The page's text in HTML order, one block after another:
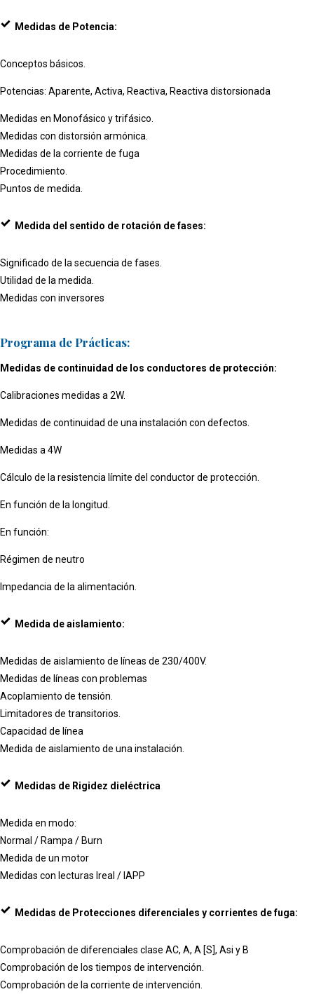
Medidas de Potencia:
Conceptos básicos.
Potencias: Aparente, Activa, Reactiva, Reactiva distorsionada
Medidas en Monofásico y trifásico.
Medidas con distorsión armónica.
Medidas de la corriente de fuga
Procedimiento.
Puntos de medida.
Medida del sentido de rotación de fases:
Significado de la secuencia de fases.
Utilidad de la medida.
Medidas con inversores
Programa de Prácticas:
Medidas de continuidad de los conductores de protección:
Calibraciones medidas a 2W.
Medidas de continuidad de una instalación con defectos.
Medidas a 4W
Cálculo de la resistencia límite del conductor de protección.
En función de la longitud.
En función:
Régimen de neutro
Impedancia de la alimentación.
Medida de aislamiento:
Medidas de aislamiento de líneas de 230/400V.
Medidas de líneas con problemas
Acoplamiento de tensión.
Limitadores de transitorios.
Capacidad de línea
Medida de aislamiento de una instalación.
Medidas de Rigidez dieléctrica
Medida en modo:
Normal / Rampa / Burn
Medida de un motor
Medidas con lecturas Ireal / IAPP
Medidas de Protecciones diferenciales y corrientes de fuga:
Comprobación de diferenciales clase AC, A, A [S], Asi y B
Comprobación de los tiempos de intervención.
Comprobación de la corriente de intervención.